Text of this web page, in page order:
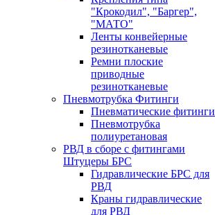
"Крокодил", "Баргер",
"МАТО"
Ленты конвейерные
резинотканевые
Ремни плоские
приводные
резинотканевые
Пневмотрубка Фитинги
Пневматические фитинги
Пневмотрубка
полиуретановая
РВД в сборе с фитингами
Штуцеры БРС
Гидравлические БРС для
РВД
Краны гидравлические
для РВД